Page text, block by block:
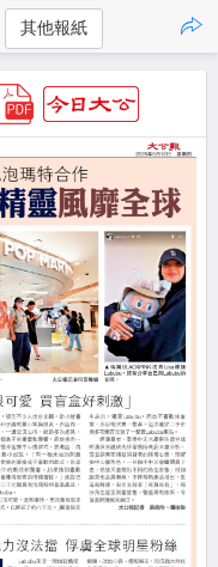
其他報紙